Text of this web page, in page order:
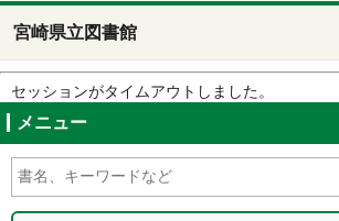
宮崎県立図書館
セッションがタイムアウトしました。
メニュー